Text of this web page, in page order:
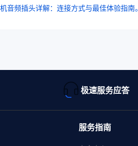
音频插头详解：连接方式与最佳体验指南。
极速服务应答
服务指南